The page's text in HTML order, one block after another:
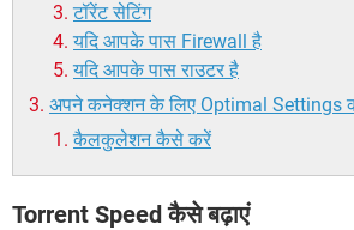
टॉरेंट सेटिंग
यदि आपके पास Firewall है
यदि आपके पास राउटर है
अपने कनेक्शन के लिए Optimal
कैलकुलेशन कैसे करें
Torrent Speed कैसे बढ़ाएं